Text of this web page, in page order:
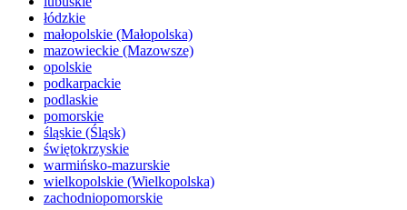
łódzkie
małopolskie (Małopolska)
mazowieckie (Mazowsze)
opolskie
podkarpackie
podlaskie
pomorskie
śląskie (Śląsk)
świętokrzyskie
warmińsko-mazurskie
wielkopolskie (Wielkopolska)
zachodniopomorskie